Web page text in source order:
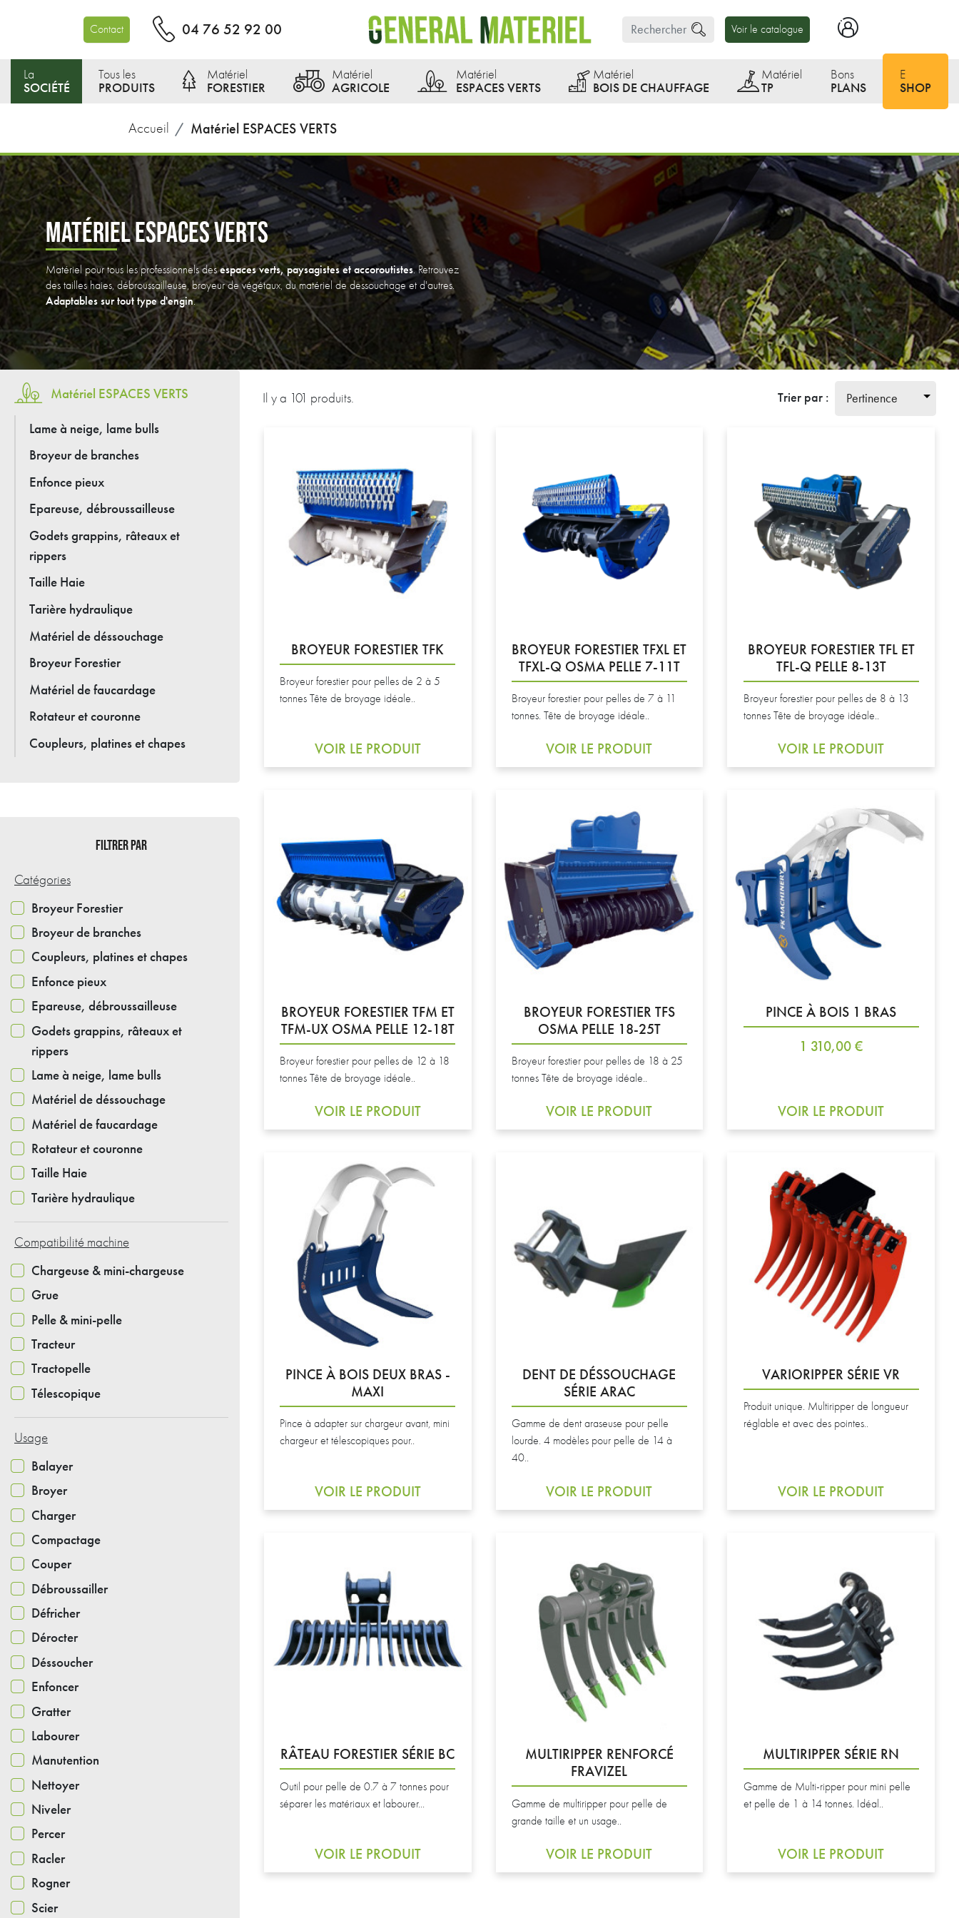
Contact 04 76 52 92 00 Voir le catalogue
La
SOCIÉTÉ
Tous les
PRODUITS
Matériel
FORESTIER
Matériel
AGRICOLE
Matériel
ESPACES VERTS
Matériel
BOIS DE CHAUFFAGE
Matériel
TP
Bons
PLANS
E
SHOP
Accueil Matériel ESPACES VERTS
MATÉRIEL ESPACES VERTS
Matériel pour tous les professionnels desespaces verts, paysagistes et accoroutistes. Retrouvez
des tailles haies, débroussailleuse, broyeur de végétaux, du matériel de dessouchage et d'autres.
Adaptables sur tout type d'engin.
Matériel ESPACES VERTS
Lame à neige, lame bulls
Broyeur de branches
Enfonce pieux
Epareuse, débroussailleuse
Godets grappins, râteaux et
rippers
Taille Haie
Tarière hydraulique
Matériel de déssouchage
Broyeur Forestier
Matériel de faucardage
Rotateur et couronne
Coupleurs, platines et chapes
FILTRER PAR
Catégories
Broyeur Forestier
Broyeur de branches
Coupleurs, platines et chapes
Enfonce pieux
Epareuse, débroussailleuse
Godets grappins, râteaux et
rippers
Lame à neige, lame bulls
Matériel de déssouchage
Matériel de faucardage
Rotateur et couronne
Taille Haie
Tarière hydraulique
Compatibilité machine
Chargeuse & mini-chargeuse
Grue
Pelle & mini-pelle
Tracteur
Tractopelle
Télescopique
Usage
Balayer
Broyer
Charger
Compactage
Couper
Débroussailler
Défricher
Dérocter
Déssoucher
Enfoncer
Gratter
Labourer
Manutention
Nettoyer
Niveler
Percer
Racler
Rogner
Scier
Il y a 101 produits. Trier par :
BROYEUR FORESTIER TFK
Broyeur forestier pour pelles de 2 à 5
tonnes Tête de broyage idéale..
VOIR LE PRODUIT
BROYEUR FORESTIER TFXL ET
TFXL-Q OSMA PELLE 7-11T
Broyeur forestier pour pelles de 7 à 11
tonnes. Tête de broyage idéale..
VOIR LE PRODUIT
BROYEUR FORESTIER TFL ET
TFL-Q PELLE 8-13T
Broyeur forestier pour pelles de 8 à 13
tonnes Tête de broyage idéale..
VOIR LE PRODUIT
BROYEUR FORESTIER TFM ET
TFM-UX OSMA PELLE 12-18T
Broyeur forestier pour pelles de 12 à 18
tonnes Tête de broyage idéale..
VOIR LE PRODUIT
BROYEUR FORESTIER TFS
OSMA PELLE 18-25T
Broyeur forestier pour pelles de 18 à 25
tonnes Tête de broyage idéale..
VOIR LE PRODUIT
PINCE À BOIS 1 BRAS
Prix
1 310,00 €
VOIR LE PRODUIT
PINCE À BOIS DEUX BRAS -
MAXI
Pince à adapter sur chargeur avant, mini
chargeur et télescopiques pour..
VOIR LE PRODUIT
DENT DE DÉSSOUCHAGE
SÉRIE ARAC
Gamme de dent araseuse pour pelle
lourde. 4 modèles pour pelle de 14 à
40..
VOIR LE PRODUIT
VARIORIPPER SÉRIE VR
Produit unique. Multiripper de longueur
réglable et avec des pointes..
VOIR LE PRODUIT
RÂTEAU FORESTIER SÉRIE BC
Outil pour pelle de 0.7 à 7 tonnes pour
séparer les matériaux et labourer...
VOIR LE PRODUIT
MULTIRIPPER RENFORCÉ
FRAVIZEL
Gamme de multiripper pour pelle de
grande taille et un usage..
VOIR LE PRODUIT
MULTIRIPPER SÉRIE RN
Gamme de Multi-ripper pour mini pelle
et pelle de 1 à 14 tonnes. Idéal..
VOIR LE PRODUIT